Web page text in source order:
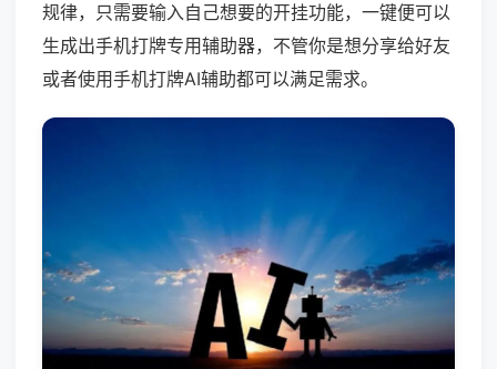
规律，只需要输入自己想要的开挂功能，一键便可以
生成出手机打牌专用辅助器，不管你是想分享给好友
或者使用手机打牌AI辅助都可以满足需求。